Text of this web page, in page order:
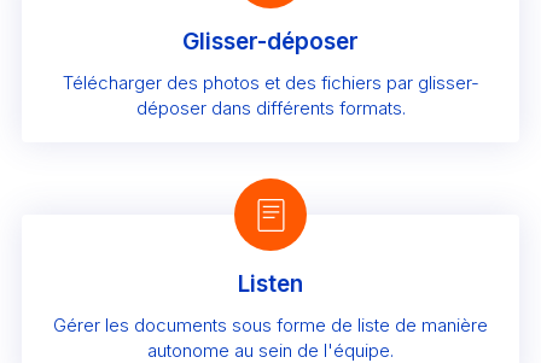
Glisser-déposer
Télécharger des photos et des fichiers par glisser-
déposer dans différents formats.
Listen
Gérer les documents sous forme de liste de manière
autonome au sein de l'équipe.